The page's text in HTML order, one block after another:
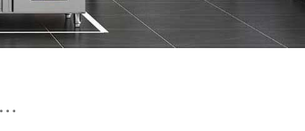
MDC商用四六门冰柜风冷无霜冷藏插盘款6门冰柜